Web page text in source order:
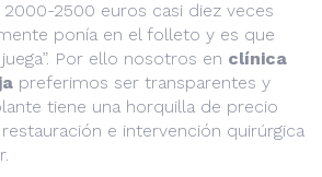
2500 euros casi diez veces
ponía en el folleto y es que
Por ello nosotros en clínica
preferimos ser transparentes y
tiene una horquilla de precio
e intervención quirúrgica